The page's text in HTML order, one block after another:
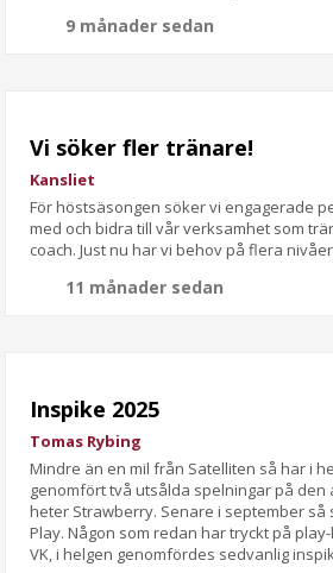
9 månader sedan
Vi söker fler tränare!
Kansliet
För höstsäsongen söker vi engagerade
med och bidra till vår verksamhet som
coach. Just nu har vi behov på flera
11 månader sedan
Inspike 2025
Tomas Rybing
Mindre än en mil från Satelliten så har i
genomfört två utsålda spelningar på den
heter Strawberry. Senare i september så
Play. Någon som redan har tryckt på
VK, i helgen genomfördes sedvanlig